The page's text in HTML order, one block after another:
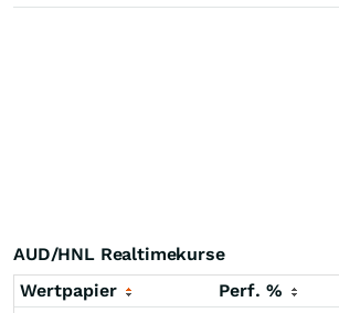
AUD/HNL Realtimekurse
Wertpapier
Perf. %